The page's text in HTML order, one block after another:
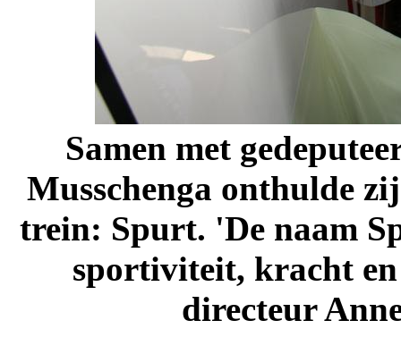
Samen met
Musschenga onthulde
trein: Spurt. 'De naam
sportiviteit, kracht en
directeur